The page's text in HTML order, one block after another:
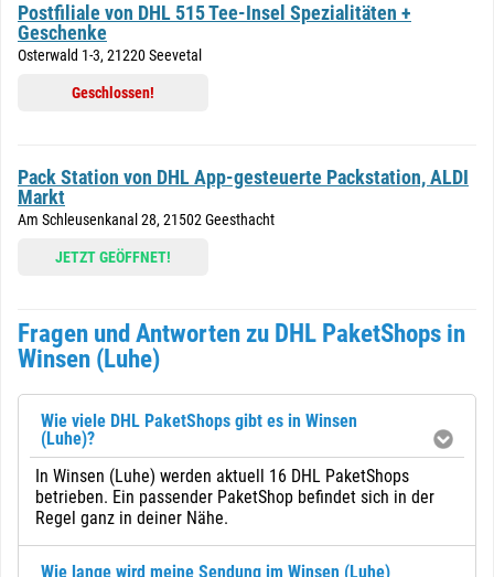
Postfiliale von DHL 515 Tee-Insel Spezialitäten +
Geschenke
Osterwald 1-3, 21220 Seevetal
Geschlossen!
Pack Station von DHL App-gesteuerte Packstation, ALDI
Markt
Am Schleusenkanal 28, 21502 Geesthacht
JETZT GEÖFFNET!
Fragen und Antworten zu DHL PaketShops in
Winsen (Luhe)
Wie viele DHL PaketShops gibt es in Winsen
(Luhe)?
In Winsen (Luhe) werden aktuell 16 DHL PaketShops
betrieben. Ein passender PaketShop befindet sich in der
Regel ganz in deiner Nähe.
Wie lange wird meine Sendung im Winsen (Luhe)